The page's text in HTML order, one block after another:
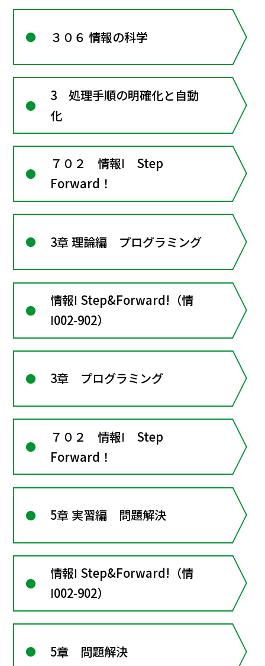
３０６ 情報の科学
3 処理手順の明確化と自動
化
７０２ 情報Ⅰ Step
Forward！
3章 理論編 プログラミング
情報Ⅰ Step&Forward!（情
Ⅰ002-902）
3章 プログラミング
７０２ 情報Ⅰ Step
Forward！
5章 実習編 問題解決
情報Ⅰ Step&Forward!（情
Ⅰ002-902）
5章 問題解決